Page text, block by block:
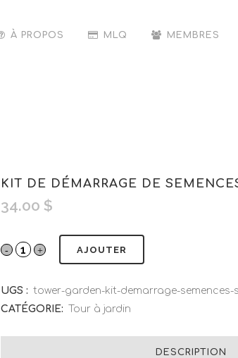
À PROPOS MLQ MEMBRES
KIT DE DÉMARRAGE DE
34.00 $
AJOUTER
UGS : tower-garden-kit-demarrage-semences-
CATÉGORIE:
Tour à jardin
DESCRIPTION